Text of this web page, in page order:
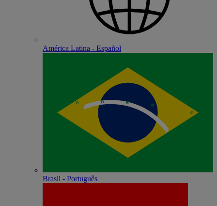
América Latina - Español
Brasil - Português